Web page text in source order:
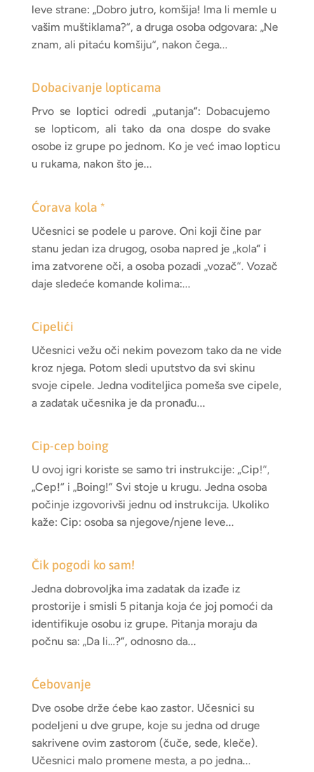
leve strane: „Dobro jutro, komšija! Ima li memle u
vašim muštiklama?“, a druga osoba odgovara: „Ne
znam, ali pitaću komšiju“, nakon čega...
Dobacivanje lopticama
Prvo se loptici odredi „putanja“: Dobacujemo
se lopticom, ali tako da ona dospe do svake
osobe iz grupe po jednom. Ko je već imao lopticu
u rukama, nakon što je...
Ćorava kola *
Učesnici se podele u parove. Oni koji čine par
stanu jedan iza drugog, osoba napred je „kola“ i
ima zatvorene oči, a osoba pozadi „vozač“. Vozač
daje sledeće komande kolima:...
Cipelići
Učesnici vežu oči nekim povezom tako da ne vide
kroz njega. Potom sledi uputstvo da svi skinu
svoje cipele. Jedna voditeljica pomeša sve cipele,
a zadatak učesnika je da pronađu...
Cip-cep boing
U ovoj igri koriste se samo tri instrukcije: „Cip!“,
„Cep!“ i „Boing!“ Svi stoje u krugu. Jedna osoba
počinje izgovorivši jednu od instrukcija. Ukoliko
kaže: Cip: osoba sa njegove/njene leve...
Čik pogodi ko sam!
Jedna dobrovoljka ima zadatak da izađe iz
prostorije i smisli 5 pitanja koja će joj pomoći da
identifikuje osobu iz grupe. Pitanja moraju da
počnu sa: „Da li…?“, odnosno da...
Ćebovanje
Dve osobe drže ćebe kao zastor. Učesnici su
podeljeni u dve grupe, koje su jedna od druge
sakrivene ovim zastorom (čuče, sede, kleče).
Učesnici malo promene mesta, a po jedna...